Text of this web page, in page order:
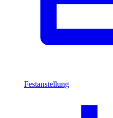
Festanstellung